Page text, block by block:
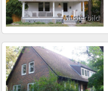
Musterbild